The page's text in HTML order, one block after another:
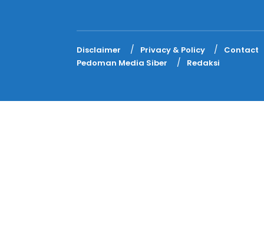
Disclaimer Privacy & Policy
Contact
Pedoman Media Siber
Redaksi